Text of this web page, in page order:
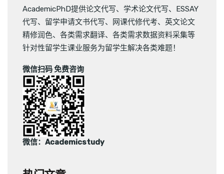
AcademicPhD提供论文代写、 学术论文代写、 ESSAY
代写、 留学申请文书代写、 网课代修代考、 英文论文
精修润色、 各类需求翻译、 各类需求数据资料采集等
针对性留学生课业服务为留学生解决各类难题！
微信扫码 免费咨询
微信：Academicstudy